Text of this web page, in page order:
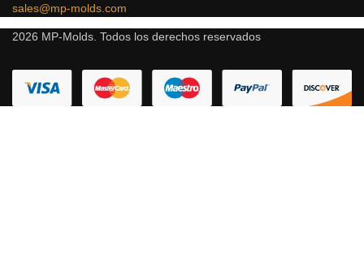
sales@mp-molds.com
2026 MP-Molds. Todos los derechos reservados